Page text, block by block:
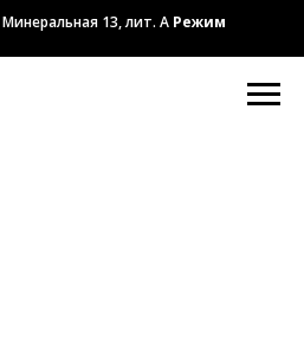
Минеральная 13, лит. А Режим